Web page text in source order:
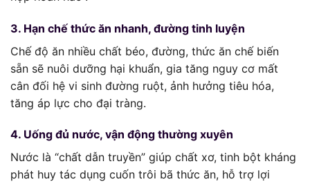
3. Hạn chế thức ăn nhanh, đường tinh luyện
Chế độ ăn nhiều chất béo, đường, thức ăn chế biến
sẵn sẽ nuôi dưỡng hại khuẩn, gia tăng nguy cơ mất
cân đối hệ vi sinh đường ruột, ảnh hưởng tiêu hóa,
tăng áp lực cho đại tràng.
4. Uống đủ nước, vận động thường xuyên
Nước là “chất dẫn truyền” giúp chất xơ, tinh bột kháng
phát huy tác dụng cuốn trôi bã thức ăn, hỗ trợ lợi